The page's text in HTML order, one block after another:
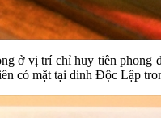
ở vị trí chỉ huy tiên phong
có mặt tại dinh Độc Lập